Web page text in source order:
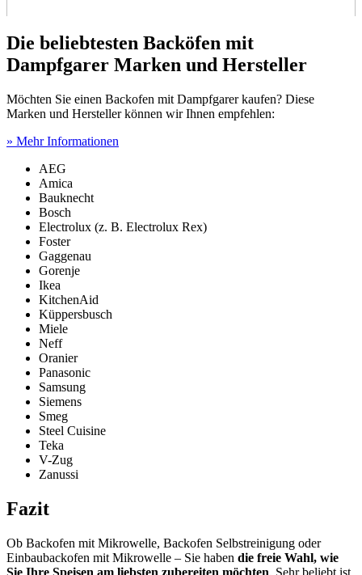
Die beliebtesten Backöfen mit
Dampfgarer Marken und Hersteller
Möchten Sie einen Backofen mit Dampfgarer kaufen? Diese
Marken und Hersteller können wir Ihnen empfehlen:
» Mehr Informationen
AEG
Amica
Bauknecht
Bosch
Electrolux (z. B. Electrolux Rex)
Foster
Gaggenau
Gorenje
Ikea
KitchenAid
Küppersbusch
Miele
Neff
Oranier
Panasonic
Samsung
Siemens
Smeg
Steel Cuisine
Teka
V-Zug
Zanussi
Fazit
Ob Backofen mit Mikrowelle, Backofen Selbstreinigung oder
Einbaubackofen mit Mikrowelle – Sie haben die freie Wahl, wie
Sie Ihre Speisen am liebsten zubereiten möchten. Sehr beliebt ist